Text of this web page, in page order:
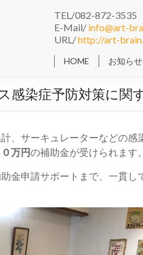
TEL/082-872-
E-Mail/ info@art-
URL/http://art-
HOME お知らせ
感染症予防対策に関
、サーキュレーターなどの感
０万円の補助金が受けられます。
金申請サポートまで、一貫し